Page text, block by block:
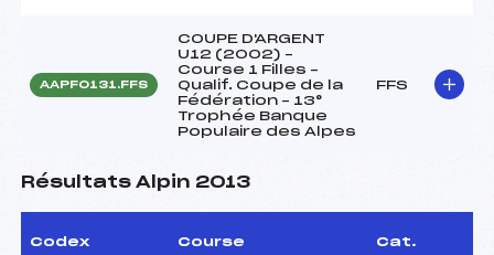
AAPF0131.FFS
COUPE D'ARGENT
U12 (2002) –
Course 1 Filles –
Qualif. Coupe de la
Fédération – 13°
Trophée Banque
Populaire des Alpes
FFS
Résultats Alpin 2013
Codex Course Cat.